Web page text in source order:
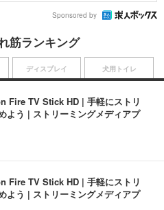
Sponsored by
筋ランキング
Fire TV Stick HD | 手軽にストリ
よう | ストリーミングメディアプ
Fire TV Stick HD | 手軽にストリ
よう | ストリーミングメディアプ
ディスプレイ 犬用トイレ